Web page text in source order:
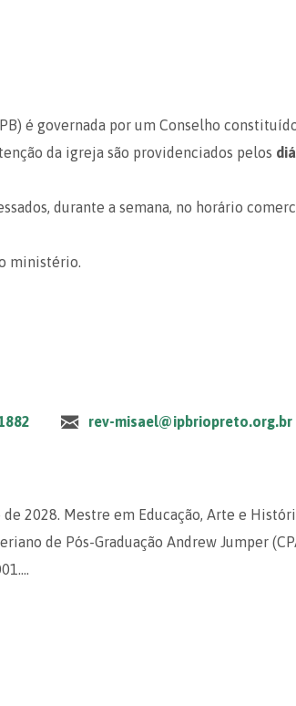
é governada por um Conselho
da igreja são providenciados pelos
durante a semana, no horário
ministério.
rev-misael@ipbriopreto.org.br
2028. Mestre em Educação, Arte e
de Pós-Graduação Andrew Jumper